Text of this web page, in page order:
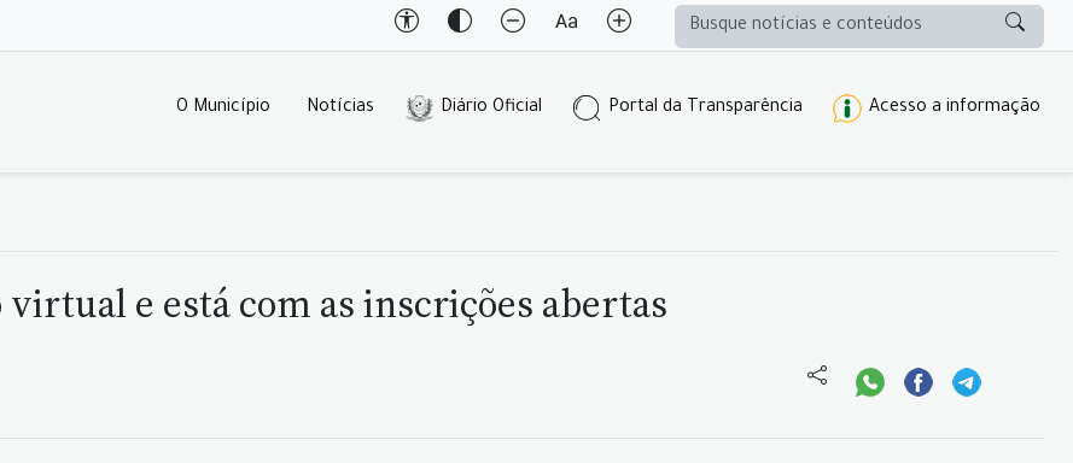
O Município Notícias Diário Oficial Portal da Transparência Acesso a informação
virtual e está com as inscrições abertas